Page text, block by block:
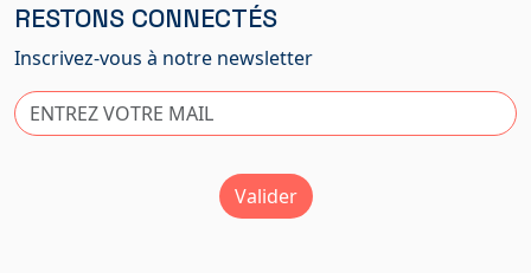
RESTONS CONNECTÉS
Inscrivez-vous à notre newsletter
Valider